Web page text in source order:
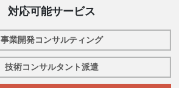
対応可能サービス
事業開発コンサルティング
技術コンサルタント派遣